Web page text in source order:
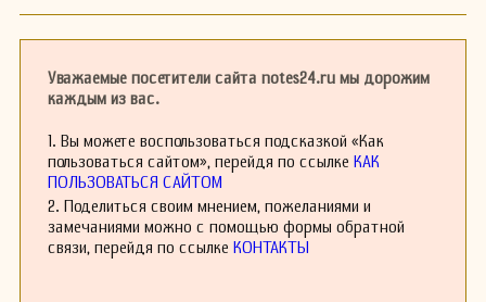
Уважаемые посетители сайта notes24.ru мы дорожим
каждым из вас.
1. Вы можете воспользоваться подсказкой «Как
пользоваться сайтом», перейдя по ссылке КАК
ПОЛЬЗОВАТЬСЯ САЙТОМ
2. Поделиться своим мнением, пожеланиями и
замечаниями можно с помощью формы обратной
связи, перейдя по ссылке КОНТАКТЫ